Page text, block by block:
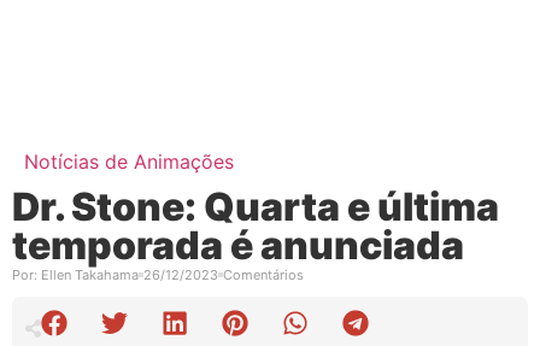
Notícias de Animações
Dr. Stone: Quarta e última
temporada é anunciada
Por: Ellen Takahama 26/12/2023 Comentários